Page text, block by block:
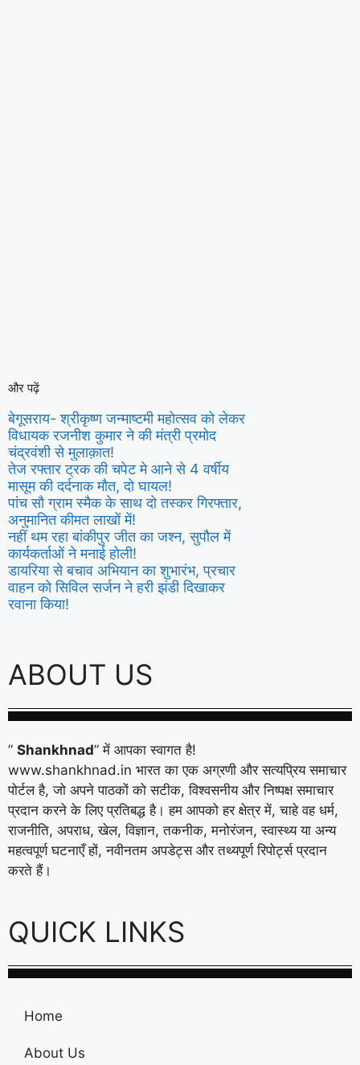
और पढ़ें
बेगूसराय- श्रीकृष्ण जन्माष्टमी महोत्सव को लेकर
विधायक रजनीश कुमार ने की मंत्री प्रमोद
चंद्रवंशी से मुलाक़ात!
तेज रफ्तार ट्रक की चपेट मे आने से 4 वर्षीय
मासूम की दर्दनाक मौत, दो घायल!
पांच सौ ग्राम स्मैक के साथ दो तस्कर गिरफ्तार,
अनुमानित कीमत लाखों में!
नहीं थम रहा बांकीपुर जीत का जश्न, सुपौल में
कार्यकर्ताओं ने मनाई होली!
डायरिया से बचाव अभियान का शुभारंभ, प्रचार
वाहन को सिविल सर्जन ने हरी झंडी दिखाकर
रवाना किया!
ABOUT US
” Shankhnad” में आपका स्वागत है!
www.shankhnad.in भारत का एक अग्रणी और सत्यप्रिय समाचार
पोर्टल है, जो अपने पाठकों को सटीक, विश्वसनीय और निष्पक्ष समाचार
प्रदान करने के लिए प्रतिबद्ध है। हम आपको हर क्षेत्र में, चाहे वह धर्म,
राजनीति, अपराध, खेल, विज्ञान, तकनीक, मनोरंजन, स्वास्थ्य या अन्य
महत्वपूर्ण घटनाएँ हों, नवीनतम अपडेट्स और तथ्यपूर्ण रिपोर्ट्स प्रदान
करते हैं।
QUICK LINKS
Home
About Us